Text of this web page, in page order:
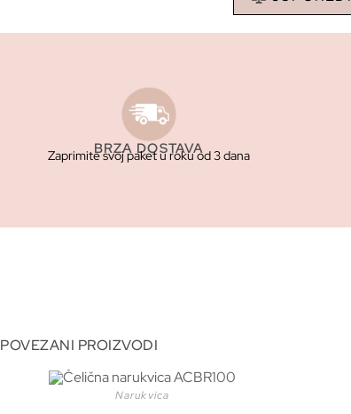
BRZA DOSTAVA
Zaprimite svoj paket u roku od 3 dana
POVEZANI PROIZVODI
Narukvica